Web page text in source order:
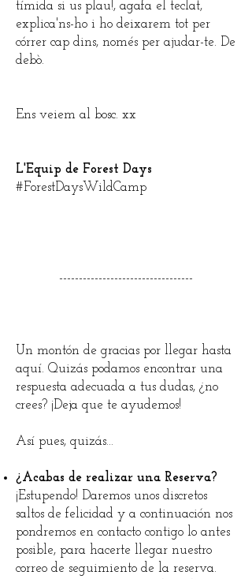
tímida si us plau!, agafa el teclat,
explica'ns-ho i ho deixarem tot per
córrer cap dins, només per ajudar-te. De
debò.
Ens veiem al bosc. xx
L'Equip de Forest Days
#ForestDaysWildCamp
----------------------------------
Un montón de gracias por llegar hasta
aquí. Quizás podamos encontrar una
respuesta adecuada a tus dudas, ¿no
crees? ¡Deja que te ayudemos!
Así pues, quizás…
¿Acabas de realizar una Reserva?
¡Estupendo! Daremos unos discretos
saltos de felicidad y a continuación nos
pondremos en contacto contigo lo antes
posible, para hacerte llegar nuestro
correo de seguimiento de la reserva.